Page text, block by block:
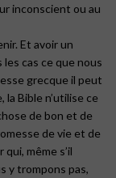
inconscient ou au
Et avoir un
les cas ce que nous
grecque il peut
Bible n’utilise ce
de bon et de
de vie et de
même s’il
y trompons pas,